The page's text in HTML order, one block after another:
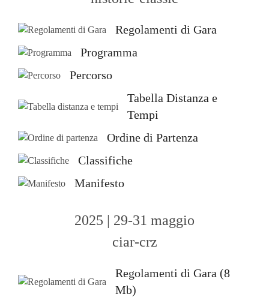
Regolamenti di Gara
Programma
Percorso
Tabella Distanza e
Tempi
Ordine di Partenza
Classifiche
Manifesto
2025 | 29-31 maggio
ciar-crz
Regolamenti di Gara (8
Mb)